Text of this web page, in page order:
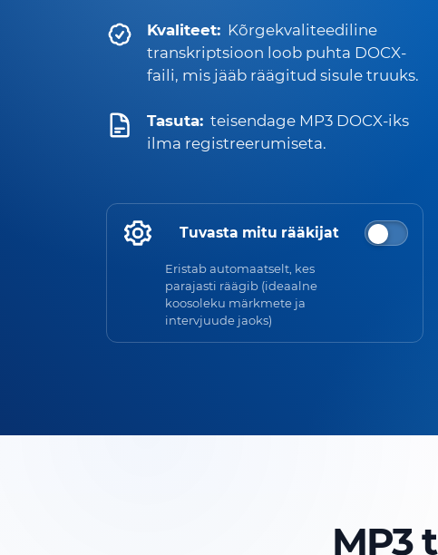
Kvaliteet: Kõrgekvaliteediline
transkriptsioon loob puhta DOCX-
faili, mis jääb räägitud sisule truuks.
Tasuta: teisendage MP3 DOCX-iks
ilma registreerumiseta.
Tuvasta mitu rääkijat
Eristab automaatselt, kes
parajasti räägib (ideaalne
koosoleku märkmete ja
intervjuude jaoks)
MP3